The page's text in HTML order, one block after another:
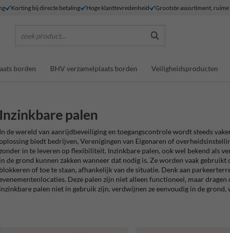
Korting bij directe betaling Hoge klanttevredenheid Grootste assortiment,
zoek product...
borden BHV verzamelplaats borden Veiligheidsproducten
Inzinkbare palen
In de wereld van aanrijdbeveiliging en toegangscontrole wordt steeds
biedt bedrijven, Verenigingen van Eigenaren of
in te leveren op flexibiliteit. Inzinkbare palen, ook wel bekend als
in de grond kunnen zakken wanneer dat nodig is. Ze worden vaak
blokkeren of toe te staan, afhankelijk van de situatie. Denk aan
Deze palen zijn niet alleen functioneel, maar
inzinkbare palen niet in gebruik zijn, verdwijnen ze eenvoudig in de